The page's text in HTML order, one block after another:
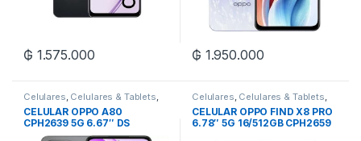
₲ 1.575.000 ₲ 1.950.000
Celulares Celulares & Tablets
CELULAR OPPO A80
CPH2639 5G 6.67″ DS
8/256GB
Celulares Celulares & Tablets
CELULAR OPPO FIND X8 PRO
6.78″ 5G 16/512GB CPH2659